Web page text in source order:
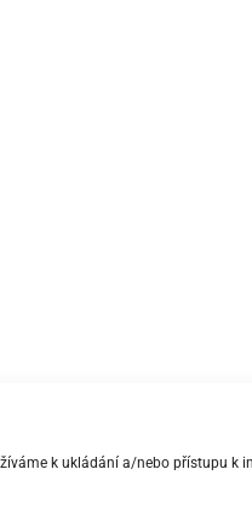
k ukládání a/nebo přístupu